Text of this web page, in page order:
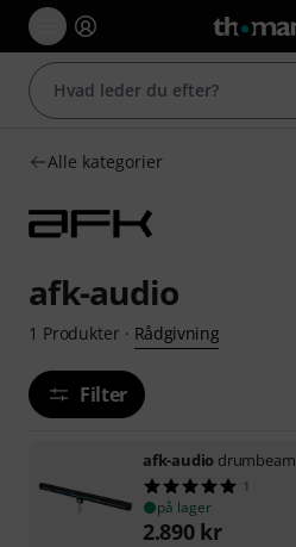
Alle kategorier
afk-audio
1 Produkter· Rådgivning
Filter
afk-audio drumbeam
1
på lager
2.890 kr